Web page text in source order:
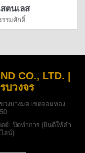
ตนเลส
รมศักดิ์
CO., LTD. |
บวงจร
งบางมด เขตจอมทอง
: ปิดทำการ (ยินดีให้คำ
ลน์)